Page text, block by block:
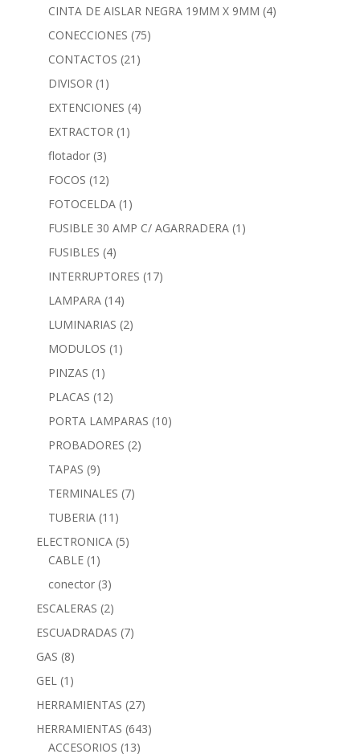
CINTA DE AISLAR NEGRA 19MM X 9MM (4)
CONECCIONES (75)
CONTACTOS (21)
DIVISOR (1)
EXTENCIONES (4)
EXTRACTOR (1)
flotador (3)
FOCOS (12)
FOTOCELDA (1)
FUSIBLE 30 AMP C/ AGARRADERA (1)
FUSIBLES (4)
INTERRUPTORES (17)
LAMPARA (14)
LUMINARIAS (2)
MODULOS (1)
PINZAS (1)
PLACAS (12)
PORTA LAMPARAS (10)
PROBADORES (2)
TAPAS (9)
TERMINALES (7)
TUBERIA (11)
ELECTRONICA (5)
CABLE (1)
conector (3)
ESCALERAS (2)
ESCUADRADAS (7)
GAS (8)
GEL (1)
HERRAMIENTAS (27)
HERRAMIENTAS (643)
ACCESORIOS (13)